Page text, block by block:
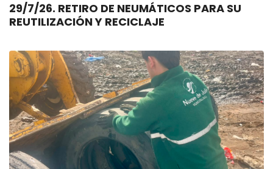
29/7/26. RETIRO DE NEUMÁTICOS PARA SU
REUTILIZACIÓN Y RECICLAJE